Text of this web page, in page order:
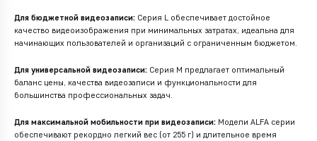
Для бюджетной видеозаписи: Серия L обеспечивает достойное
качество видеоизображения при минимальных затратах, идеальна для
начинающих пользователей и организаций с ограниченным бюджетом.
Для универсальной видеозаписи: Серия M предлагает оптимальный
баланс цены, качества видеозаписи и функциональности для
большинства профессиональных задач.
Для максимальной мобильности при видеозаписи: Модели ALFA серии
обеспечивают рекордно легкий вес (от 255 г) и длительное время